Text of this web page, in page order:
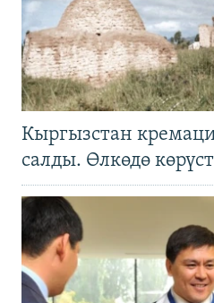
Кыргызстан
салды. Өлкөдө